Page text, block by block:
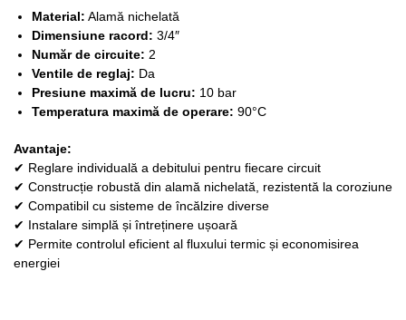
Material: Alamă nichelată
Dimensiune racord: 3/4″
Număr de circuite: 2
Ventile de reglaj: Da
Presiune maximă de lucru: 10 bar
Temperatura maximă de operare: 90°C
Avantaje:
✔ Reglare individuală a debitului pentru fiecare circuit
✔ Construcție robustă din alamă nichelată, rezistentă la coroziune
✔ Compatibil cu sisteme de încălzire diverse
✔ Instalare simplă și întreținere ușoară
✔ Permite controlul eficient al fluxului termic și economisirea
energiei